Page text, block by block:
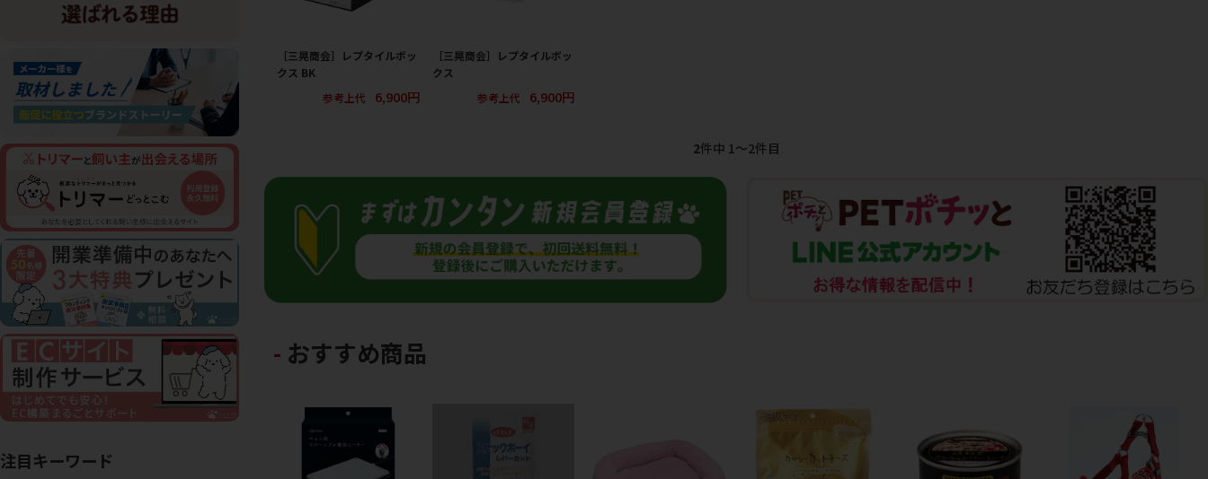
［三晃商会］レプタイルボッ
クス BK
参考上代
6,900円
［三晃商会］レプタイルボッ
クス
参考上代
6,900円
2件中 1〜2件目
おすすめ商品
注目キーワード